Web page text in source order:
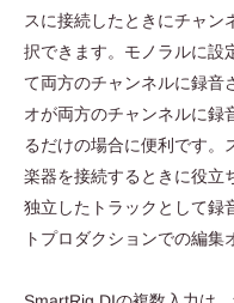
スに接続したときにチャン
択できます。モノラルに設
て両方のチャンネルに録音
オが両方のチャンネルに録
るだけの場合に便利です。
楽器を接続するときに役立
独立したトラックとして録
トプロダクションでの編集